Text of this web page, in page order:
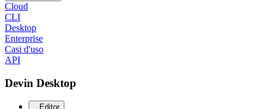
Cloud
CLI
Desktop
Enterprise
Casi d'uso
API
Devin Desktop
Editor